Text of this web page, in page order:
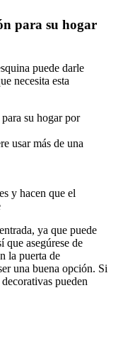
puede darle
necesita esta
usar más de una
y hacen que el
ya que puede
que asegúrese de
la puerta de
una buena opción. Si
pueden